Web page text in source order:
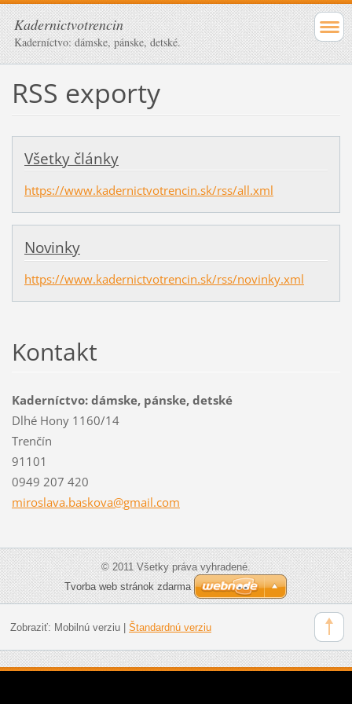
Kadernictvotrencin
Kaderníctvo: dámske, pánske, detské.
RSS exporty
Všetky články
https://www.kadernictvotrencin.sk/rss/all.xml
Novinky
https://www.kadernictvotrencin.sk/rss/novinky.xml
Kontakt
Kaderníctvo: dámske, pánske, detské
Dlhé Hony 1160/14
Trenčín
91101
0949 207 420
miroslava.baskova@gmail.com
© 2011 Všetky práva vyhradené.
Tvorba web stránok zdarma
Zobraziť: Mobilnú verziu| Štandardnú verziu